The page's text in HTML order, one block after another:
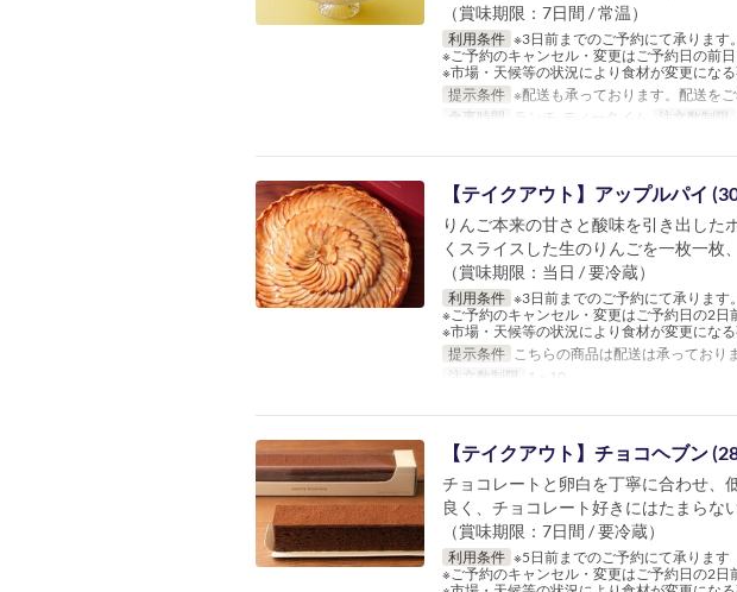
（賞味期限：7日間 / 常温）
利用条件 ※3日前までのご予約にて承ります。
※ご予約のキャンセル・変更はご予約日の前日
※市場・天候等の状況により食材が変更になる
提示条件 ※配送も承っております。配送を
食事時間
ランチ, ティータイム 注文数制限
【テイクアウト】アップルパイ
りんご本来の甘さと酸味を引き出し
くスライスした生のりんごを一枚一枚
（賞味期限：当日 / 要冷蔵）
利用条件 ※3日前までのご予約にて承ります。
※ご予約のキャンセル・変更はご予約日の2日
※市場・天候等の状況により食材が変更になる
提示条件 こちらの商品は配送は承っており
注文数制限
1 ~ 10
【テイクアウト】チョコヘブン
チョコレートと卵白を丁寧に合わせ、
良く、チョコレート好きにはたまらな
（賞味期限：7日間 / 要冷蔵）
利用条件 ※5日前までのご予約にて承ります
※ご予約のキャンセル・変更はご予約日の2日